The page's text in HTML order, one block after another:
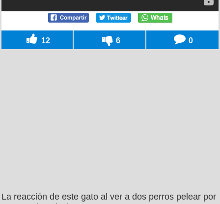
12 6 0
La reacción de este gato al ver a dos perros pelear por